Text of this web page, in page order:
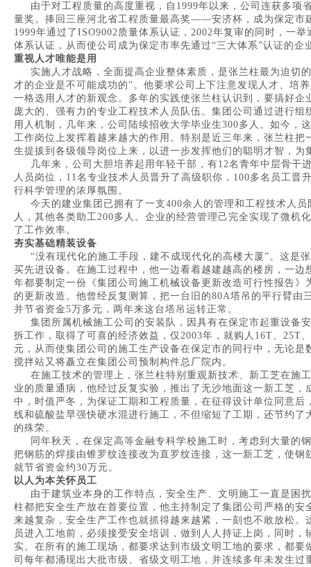
由于对工程质量的高度重视，自1999年以来，公司连获多项
量奖。捧回三座河北省工程质量最高奖——安济杯，成为保定市
1999年通过了ISO9002质量体系认证，2002年复审的同时，一
体系认证，从而使公司成为保定市率先通过“三大体系”认证的企
重视人才唯能是用
实施人才战略，全面提高企业整体素质，是张兰柱最为迫切
才的企业是不可能成功的"。他要求公司上下注意发现人才、培
一格选用人才的新观念。多年的实践使张兰柱认识到，要搞好
庞大的、强有力的专业工程技术人员队伍。集团公司通过进行
用人机制，几年来，公司陆续招收大学毕业生300多人。如今，
工作岗位上发挥着越来越大的作用。特别是近三年来，张兰柱
生提拔到各级领导岗位上来，以进一步发挥他们的聪明才智，
几年来，公司大胆培养起用年轻干部，有12名青年中层骨干
人员岗位，11名专业技术人员晋升了高级职你，100多名员工
行科学管理的浓厚氛围。
今天的建业集团已拥有了一支400余人的管理和工程技术人员
人，其他各类助工200多人。企业的经营管理己完全实现了微机
了工作效率。
夯实基础精装设备
“没有现代化的施工手段，建不成现代化的高楼大厦”。这是
买先进设备。在施工过程中，他一边看着越建越高的楼房，一
年都要制定一份《集团公司施工机械设备更新改造可行性报告
的更新改造。他曾经反复测算，把一台旧的80A塔吊的平行臂
并节省资金5万多元，两年来这台塔吊运转正常。
集团所属机械施工公司的安装队，因具有在保定市起重设备
拆工作，取得了可喜的经济效益，仅2003年，就购人16T、25T
元，从而使集团公司的施工生产设备在保定市的同行中，无论
搅拌站又将矗立在集团公司预制构件总厂院内。
在施工技术的管理上，张兰柱特别重观新技术、新工芝在施
业的质量通病，他经过反复实验，推出了无沙地面这一新工芝
中，时值严冬，为保证工期和工程质量，在征得设计单位同意
线和硫酸盐早强快硬水混进行施工，不但缩短了工期，还节约
的殊荣。
同年秋天，在保定高等金融专科学校施工时，考虑到大量的
把钢筋的焊接由锥罗纹连接改为直罗纹连接，这一新工芝，使
就节省资金约30万元。
以人为本关怀员工
由于建筑业本身的工作特点，安全生产、文明施工一直是困
柱都把安全生产放在首要位置，他主持制定了集团公司严格的
来越复杂，安全生产工作也就抓得越来越紧，一刻也不敢放松
员进入工地前，必须接受安全培训，做到人人持证上岗，同时
实。在所有的施工现场，都要求达到市级文明工地的要求，都
司每年都涌现出大批市级、省级文明工地，并连续多年未发生